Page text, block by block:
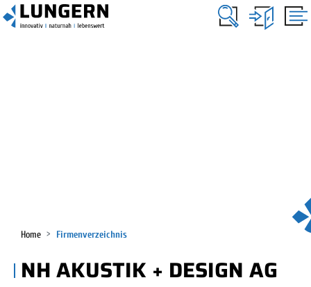
KOPFZEILE
HAUPTNAVIGATION
Home Firmenverzeichnis
NH AKUSTIK + DESIGN AG